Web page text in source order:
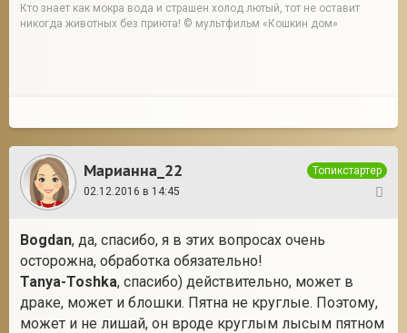
Кто знает как мокра вода и страшен холод лютый, тот не оставит
никогда животных без приюта! © мультфильм «Кошкин дом»
Марианна_22
Топикстартер
02.12.2016 в 14:45
Bogdan, да, спасибо, я в этих вопросах очень
осторожна, обработка обязательно!
Tanya-Toshka, спасибо) действительно, может в
драке, может и блошки. Пятна не круглые. Поэтому,
может и не лишай, он вроде круглым лысым пятном